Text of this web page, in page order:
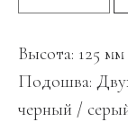
Высота: 125
Подошва:
черный /